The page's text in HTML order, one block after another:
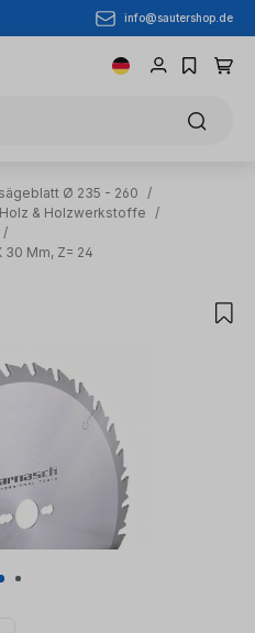
info@sautershop.de
Ø 235 - 260
/
Holz & Holzwerkstoffe
/
/
30 Mm, Z= 24